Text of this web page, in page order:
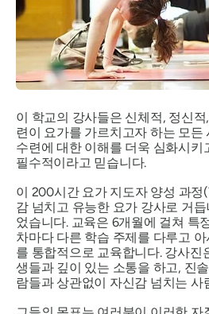
이 학교의 강사들은 신체적, 정신
련이 요가를 가르치고자 하는 모든
수련에 대한 이해를 더욱 심화시키
필수적이라고 믿습니다.
이 200시간 요가 지도자 양성 과정
감 넘치고 유능한 요가 강사로 거
었습니다. 교육은 6개월에 걸쳐 특
차마다 다른 학습 주제를 다루고
를 통합적으로 교육합니다. 강사진
생들과 깊이 있는 소통을 하고, 진
람들과 상관없이 자신감 넘치는 사